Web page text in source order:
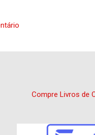
Compre Livros de